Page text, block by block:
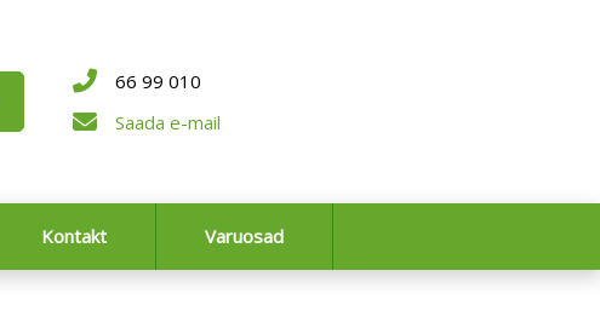
66 99 010
Saada e-mail
Kontakt Varuosad